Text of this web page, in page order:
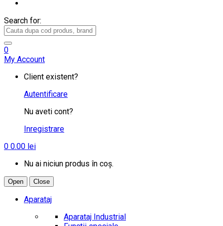
Search for:
0
My Account
Client existent?
Autentificare
Nu aveti cont?
Inregistrare
0 0.00 lei
Nu ai niciun produs în coș.
Open Close
Aparataj
Aparataj Industrial